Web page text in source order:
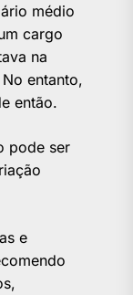
médio
cargo
na
entanto,
então.
pode ser
e